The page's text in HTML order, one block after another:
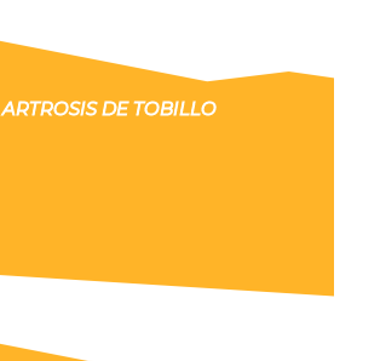
ARTROSIS DE TOBILLO